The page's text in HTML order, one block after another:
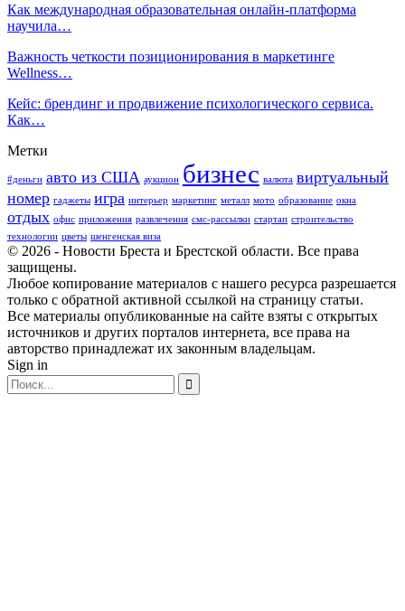
Как международная образовательная онлайн-платформа
научила…
Важность четкости позиционирования в маркетинге
Wellness…
Кейс: брендинг и продвижение психологического сервиса.
Как…
Метки
#деньги авто из США аукцион бизнес валюта виртуальный
номер гаджеты игра интерьер маркетинг металл мото образование окна
отдых офис приложения развлечения смс-рассылки стартап строительство
технологии цветы шенгенская виза
© 2026 - Новости Бреста и Брестской области. Все права
защищены.
Любое копирование материалов с нашего ресурса разрешается
только с обратной активной ссылкой на страницу статьи.
Все материалы опубликованные на сайте взяты с открытых
источников и других порталов интернета, все права на
авторство принадлежат их законным владельцам.
Sign in